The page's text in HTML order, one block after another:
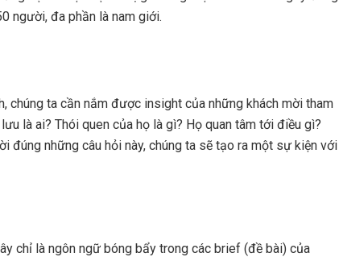
người, đa phần là nam giới.
chúng ta cần nắm được insight của những khách mời tham
là ai? Thói quen của họ là gì? Họ quan tâm tới điều gì?
đúng những câu hỏi này, chúng ta sẽ tạo ra một sự kiện với
chỉ là ngôn ngữ bóng bẩy trong các brief (đề bài) của